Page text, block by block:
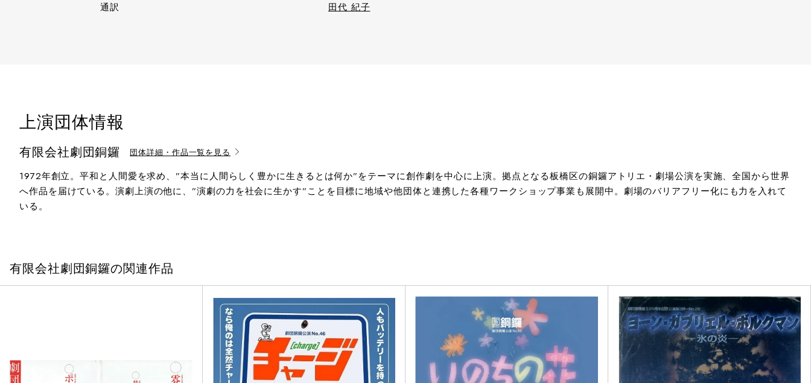
通訳 田代 紀子
上演団体情報
有限会社劇団銅鑼 団体詳細・作品一覧を見る
1972年創立。平和と人間愛を求め、”本当に人間らしく豊かに生きるとは何か”をテーマに創作劇を中心に上演。拠点となる板橋区の銅鑼アトリエ・劇場公演を実施、全国から世界
へ作品を届けている。演劇上演の他に、”演劇の力を社会に生かす”ことを目標に地域や他団体と連携した各種ワークショップ事業も展開中。劇場のバリアフリー化にも力を入れて
いる。
有限会社劇団銅鑼の関連作品